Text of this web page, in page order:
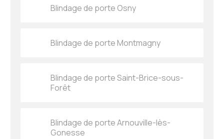
Blindage de porte Osny
Blindage de porte Montmagny
Blindage de porte Saint-Brice-sous-
Forêt
Blindage de porte Arnouville-lès-
Gonesse